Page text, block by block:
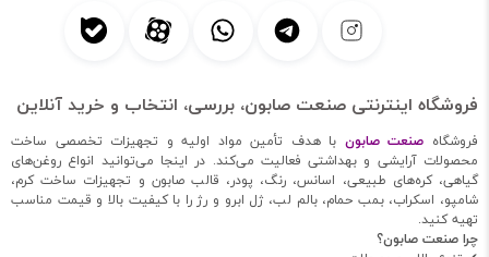
فروشگاه اینترنتی صنعت صابون، بررسی، انتخاب و خرید آنلاین
فروشگاه صنعت صابون با هدف تأمین مواد اولیه و تجهیزات تخصصی ساخت
محصولات آرایشی و بهداشتی فعالیت می‌کند. در اینجا می‌توانید انواع روغن‌های
گیاهی، کره‌های طبیعی، اسانس، رنگ، پودر، قالب صابون و تجهیزات ساخت کرم،
شامپو، اسکراب، بمب حمام، بالم لب، ژل ابرو و رژ را با کیفیت بالا و قیمت مناسب
تهیه کنید.
چرا صنعت صابون؟